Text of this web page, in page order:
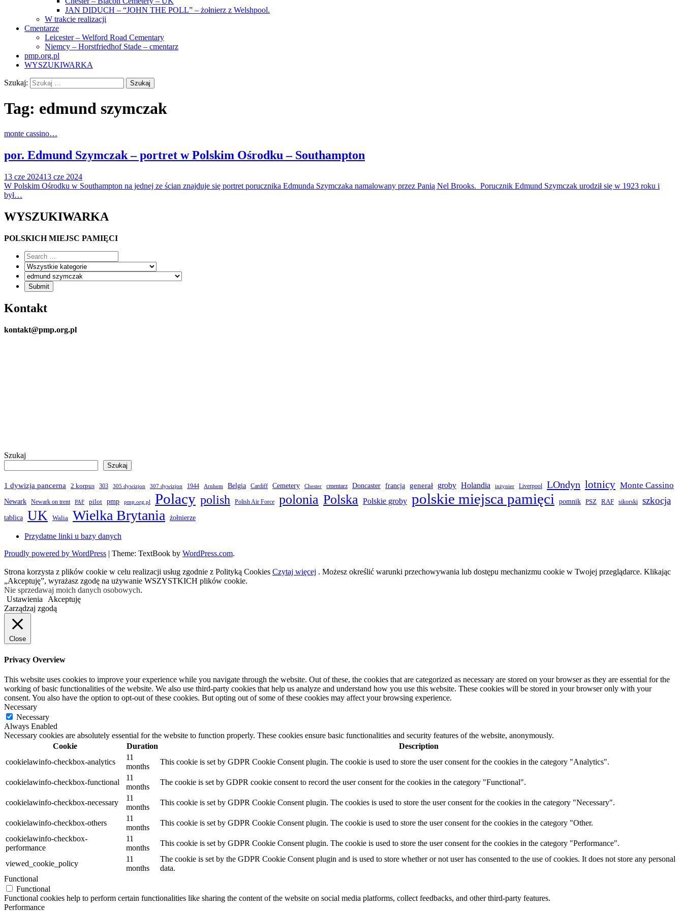
JAN DIDUCH – “JOHN THE POLL” – żołnierz z Welshpool.
W trakcie realizacji
Cmentarze
Leicester – Welford Road Cementary
Niemcy – Horstfriedhof Stade – cmentarz
pmp.org.pl
WYSZUKIWARKA
Szukaj:
Tag: edmund szymczak
monte cassino…
por. Edmund Szymczak – portret w Polskim Ośrodku – Southampton
13 cze 202413 cze 2024
W Polskim Ośrodku w Southampton na jednej ze ścian znajduje się portret porucznika Edmunda Szymczaka namalowany przez Panią Nel Brooks. Porucznik Edmund Szymczak urodził się w 1923 roku i
był…
WYSZUKIWARKA
POLSKICH MIEJSC PAMIĘCI
Kontakt
kontakt@pmp.org.pl
Szukaj
Szukaj
1 dywizja pancerna 2 korpus 303 305 dywizjon 307 dywizjon 1944 Arnhem Belgia Cardiff Cemetery Chester cmentarz Doncaster francja generał groby Holandia inżynier Liverpool LOndyn lotnicy Monte Cassino
Newark Newark on trent PAF pilot pmp pmp.org.pl Polacy polish Polish Air Force polonia Polska Polskie groby polskie miejsca pamięci pomnik PSZ RAF sikorski szkocja
tablica UK Walia Wielka Brytania żołnierze
Przydatne linki u bazy danych
Proudly powered by WordPress | Theme: TextBook by WordPress.com.
Strona korzysta z plików cookie w celu realizacji usług zgodnie z Polityką Cookies Czytaj więcej . Możesz określić warunki przechowywania lub dostępu mechanizmu cookie w Twojej przeglądarce. Klikając
„Akceptuję”, wyrażasz zgodę na używanie WSZYSTKICH plików cookie.
Nie sprzedawaj moich danych osobowych.
Ustawienia
Akceptuję
Zarządzaj zgodą
Close
Privacy Overview
This website uses cookies to improve your experience while you navigate through the website. Out of these, the cookies that are categorized as necessary are stored on your browser as they are essential for the
working of basic functionalities of the website. We also use third-party cookies that help us analyze and understand how you use this website. These cookies will be stored in your browser only with your
consent. You also have the option to opt-out of these cookies. But opting out of some of these cookies may affect your browsing experience.
Necessary
Necessary
Always Enabled
Necessary cookies are absolutely essential for the website to function properly. These cookies ensure basic functionalities and security features of the website, anonymously.
Cookie
Duration
Description
cookielawinfo-checkbox-analytics
11
months
This cookie is set by GDPR Cookie Consent plugin. The cookie is used to store the user consent for the cookies in the category "Analytics".
cookielawinfo-checkbox-functional
11
months
The cookie is set by GDPR cookie consent to record the user consent for the cookies in the category "Functional".
cookielawinfo-checkbox-necessary
11
months
This cookie is set by GDPR Cookie Consent plugin. The cookies is used to store the user consent for the cookies in the category "Necessary".
cookielawinfo-checkbox-others
11
months
This cookie is set by GDPR Cookie Consent plugin. The cookie is used to store the user consent for the cookies in the category "Other.
cookielawinfo-checkbox-
performance
11
months
This cookie is set by GDPR Cookie Consent plugin. The cookie is used to store the user consent for the cookies in the category "Performance".
viewed_cookie_policy
11
months
The cookie is set by the GDPR Cookie Consent plugin and is used to store whether or not user has consented to the use of cookies. It does not store any personal
data.
Functional
Functional
Functional cookies help to perform certain functionalities like sharing the content of the website on social media platforms, collect feedbacks, and other third-party features.
Performance